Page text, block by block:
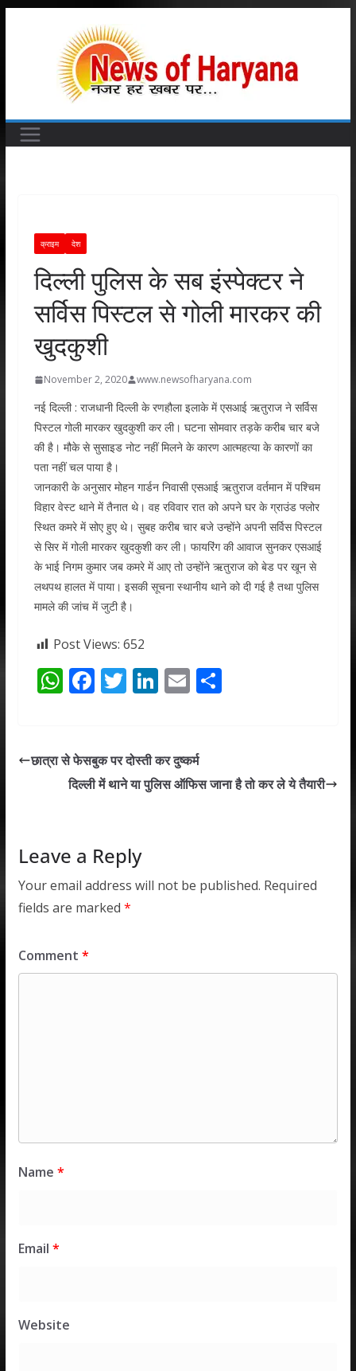
क्राइम देश
दिल्ली पुलिस के सब इंस्पेक्टर ने
सर्विस पिस्टल से गोली मारकर की
खुदकुशी
November 2, 2020 www.newsofharyana.com
नई दिल्ली : राजधानी दिल्ली के रणहौला इलाके में एसआई ऋतुराज ने सर्विस
पिस्टल गोली मारकर खुदकुशी कर ली। घटना सोमवार तड़के करीब चार बजे
की है। मौके से सुसाइड नोट नहीं मिलने के कारण आत्महत्या के कारणों का
पता नहीं चल पाया है।
जानकारी के अनुसार मोहन गार्डन निवासी एसआई ऋतुराज वर्तमान में पश्चिम
विहार वेस्ट थाने में तैनात थे। वह रविवार रात को अपने घर के ग्राउंड फ्लोर
स्थित कमरे में सोए हुए थे। सुबह करीब चार बजे उन्होंने अपनी सर्विस पिस्टल
से सिर में गोली मारकर खुदकुशी कर ली। फायरिंग की आवाज सुनकर एसआई
के भाई निगम कुमार जब कमरे में आए तो उन्होंने ऋतुराज को बेड पर खून से
लथपथ हालत में पाया। इसकी सूचना स्थानीय थाने को दी गई है तथा पुलिस
मामले की जांच में जुटी है।
Post Views: 652
W
s
A
F
b
o
T
er
Li
e
dI
E
l
S
छात्रा से फेसबुक पर दोस्ती कर दुष्कर्म
दिल्ली में थाने या पुलिस ऑफिस जाना है तो कर ले ये तैयारी
Leave a Reply
Your email address will not be published. Required
fields are marked *
Comment *
Name *
Email *
Website